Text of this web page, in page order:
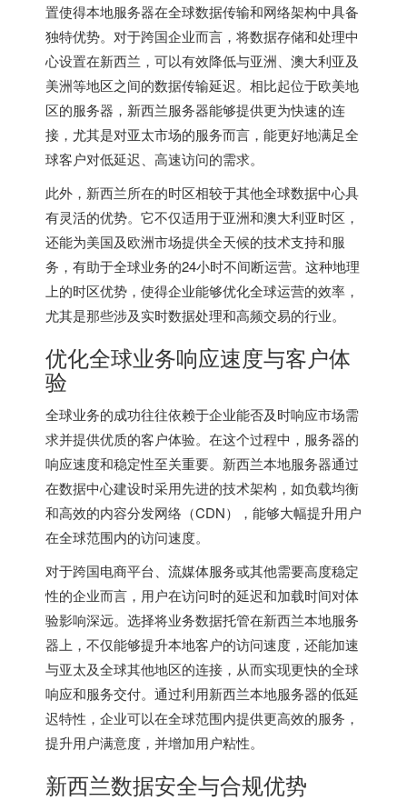
置使得本地服务器在全球数据传输和网络架构中具备
独特优势。对于跨国企业而言，将数据存储和处理中
心设置在新西兰，可以有效降低与亚洲、澳大利亚及
美洲等地区之间的数据传输延迟。相比起位于欧美地
区的服务器， 新西兰服务器能够提供更为快速的连
接，尤其是对亚太市场的服务而言，能更好地满足全
球客户对低延迟、高速访问的需求。
此外，新西兰所在的时区相较于其他全球数据中心具
有灵活的优势。它不仅适用于亚洲和澳大利亚时区，
还能为美国及欧洲市场提供全天候的技术支持和服
务，有助于全球业务的24小时不间断运营。这种地理
上的时区优势，使得企业能够优化全球运营的效率，
尤其是那些涉及实时数据处理和高频交易的行业。
优化全球业务响应速度与客户体
验
全球业务的成功往往依赖于企业能否及时响应市场需
求并提供优质的客户体验。在这个过程中，服务器的
响应速度和稳定性至关重要。新西兰本地服务器通过
在数据中心建设时采用先进的技术架构，如负载均衡
和高效的内容分发网络（CDN），能够大幅提升用户
在全球范围内的访问速度。
对于跨国电商平台、流媒体服务或其他需要高度稳定
性的企业而言，用户在访问时的延迟和加载时间对体
验影响深远。选择将业务数据托管在新西兰本地服务
器上，不仅能够提升本地客户的访问速度，还能加速
与亚太及全球其他地区的连接，从而实现更快的全球
响应和服务交付。通过利用新西兰本地服务器的低延
迟特性，企业可以在全球范围内提供更高效的服务，
提升用户满意度，并增加用户粘性。
新西兰数据安全与合规优势